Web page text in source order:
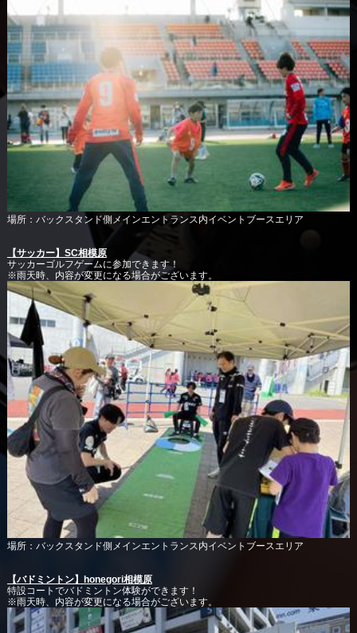
場所：バックスタンド側メインエントランス内イベントブースエリア
【サッカー】SC相模原
サッカーゴルフゲームに参加できます！
※雨天時、内容が変更になる場合がございます。
場所：バックスタンド側メインエントランス内イベントブースエリア
【バドミントン】honegori相模原
特設コートでバドミントン体験ができます！
※雨天時、内容が変更になる場合がございます。